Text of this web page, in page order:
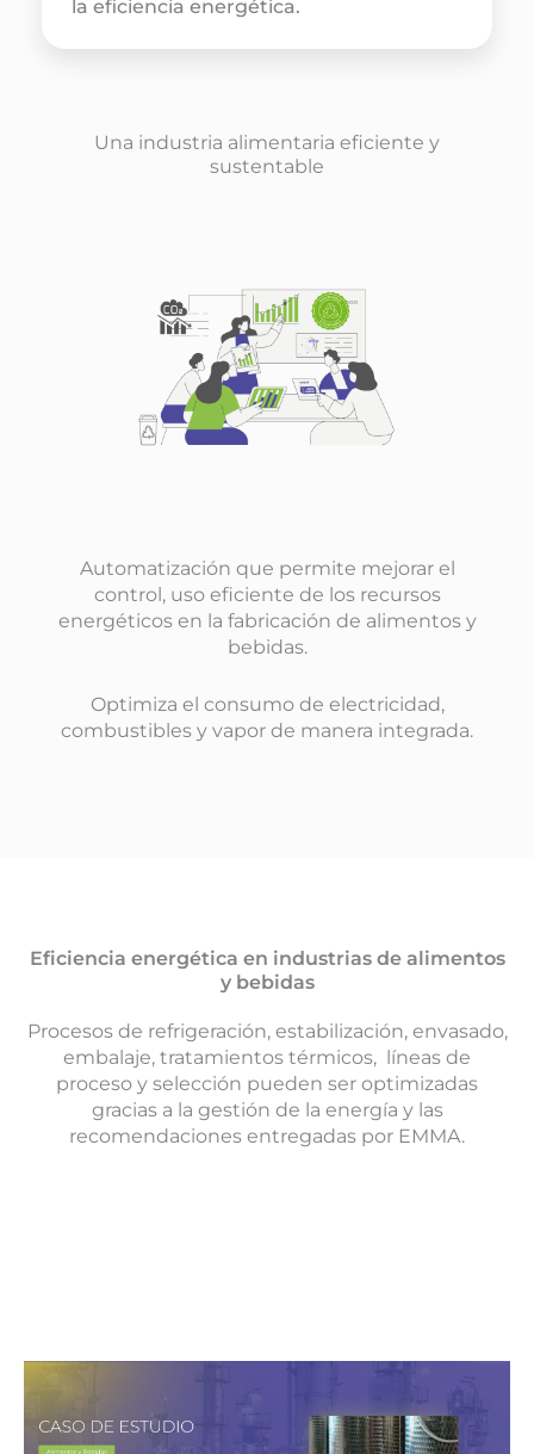
la eficiencia energética.
Una industria alimentaria eficiente y
sustentable
Automatización que permite mejorar el
control, uso eficiente de los recursos
energéticos en la fabricación de alimentos y
bebidas.
Optimiza el consumo de electricidad,
combustibles y vapor de manera integrada.
Eficiencia energética en industrias de alimentos
y bebidas
Procesos de refrigeración, estabilización, envasado,
embalaje, tratamientos térmicos, líneas de
proceso y selección pueden ser optimizadas
gracias a la gestión de la energía y las
recomendaciones entregadas por EMMA.